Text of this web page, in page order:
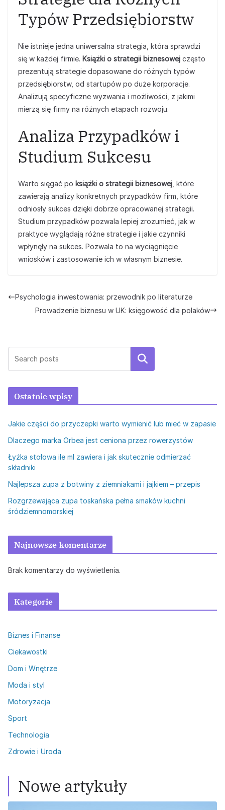
Typów Przedsiębiorstw
Nie istnieje jedna uniwersalna strategia, która sprawdzi
się w każdej firmie. Książki o strategii biznesowej często
prezentują strategie dopasowane do różnych typów
przedsiębiorstw, od startupów po duże korporacje.
Analizują specyficzne wyzwania i możliwości, z jakimi
mierzą się firmy na różnych etapach rozwoju.
Analiza Przypadków i
Studium Sukcesu
Warto sięgać po książki o strategii biznesowej , które
zawierają analizy konkretnych przypadków firm, które
odniosły sukces dzięki dobrze opracowanej strategii.
Studium przypadków pozwala lepiej zrozumieć, jak w
praktyce wyglądają różne strategie i jakie czynniki
wpłynęły na sukces. Pozwala to na wyciągnięcie
wniosków i zastosowanie ich w własnym biznesie.
Psychologia inwestowania: przewodnik po literaturze
Prowadzenie biznesu w UK: księgowość dla polaków
Szukaj
Ostatnie wpisy
Jakie części do przyczepki warto wymienić lub mieć w zapasie
Dlaczego marka Orbea jest ceniona przez rowerzystów
Łyżka stołowa ile ml zawiera i jak skutecznie odmierzać
składniki
Najlepsza zupa z botwiny z ziemniakami i jajkiem – przepis
Rozgrzewająca zupa toskańska pełna smaków kuchni
śródziemnomorskiej
Najnowsze komentarze
Brak komentarzy do wyświetlenia.
Kategorie
Biznes i Finanse
Ciekawostki
Dom i Wnętrze
Moda i styl
Motoryzacja
Sport
Technologia
Zdrowie i Uroda
Nowe artykuły